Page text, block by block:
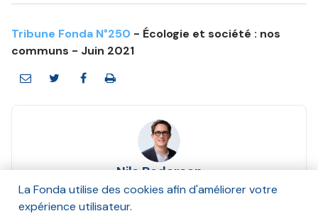
Tribune Fonda N°250 - Écologie et société : nos
communs - Juin 2021
Nils Pedersen
Juin 2021
La Fonda utilise des cookies afin d'améliorer votre
expérience utilisateur.